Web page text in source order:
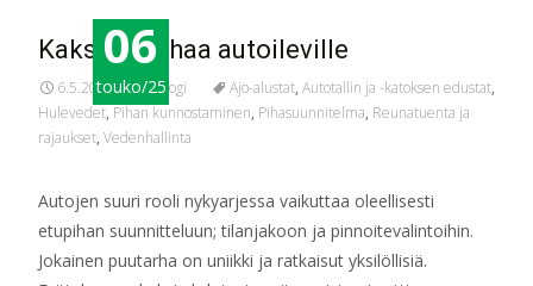
06
touko/25
Kaksi etupihaa autoileville
6.5.2025 Blogi Ajo-alustat, Autotallin ja -katoksen edustat,
Hulevedet, Pihan kunnostaminen, Pihasuunnitelma, Reunatuenta ja
rajaukset, Vedenhallinta
Autojen suuri rooli nykyarjessa vaikuttaa oleellisesti
etupihan suunnitteluun; tilanjakoon ja pinnoitevalintoihin.
Jokainen puutarha on uniikki ja ratkaisut yksilöllisiä.